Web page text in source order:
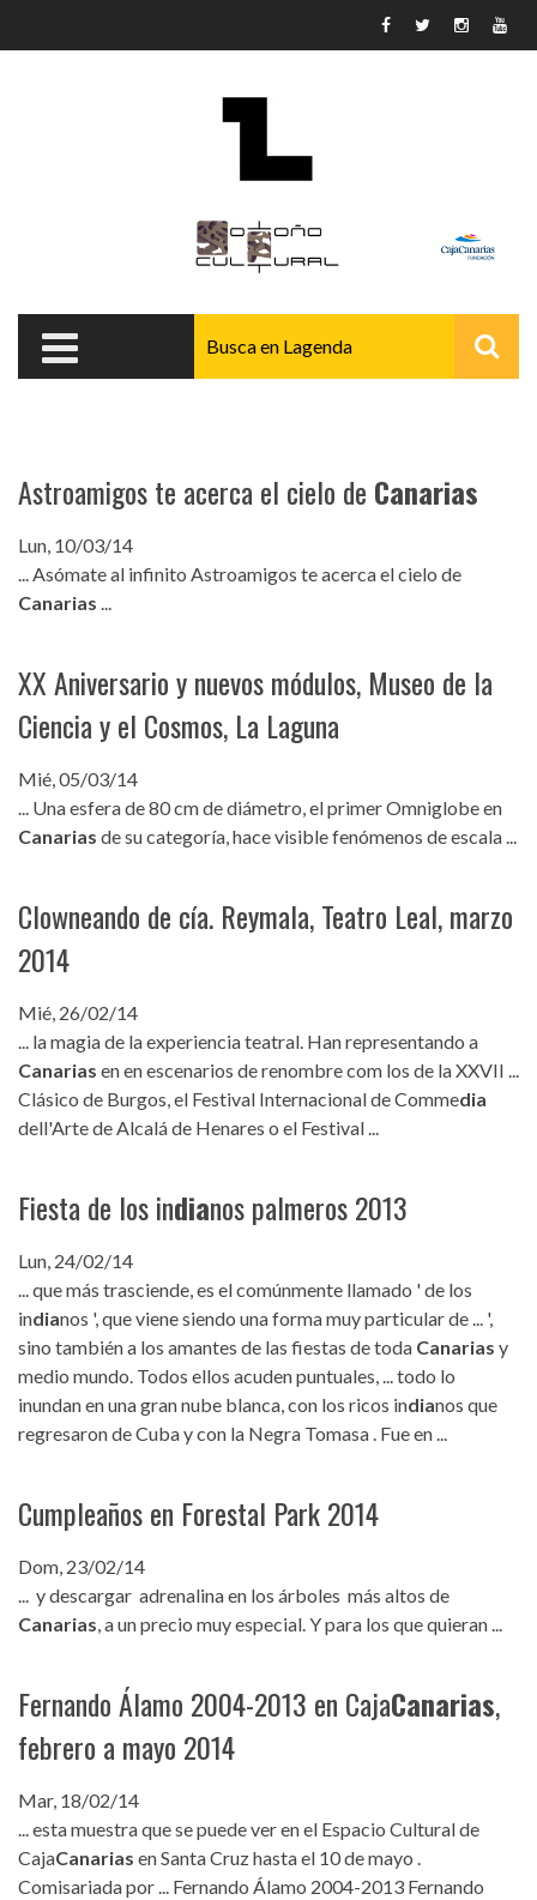
Astroamigos te acerca el cielo de Canarias
Lun, 10/03/14
... Asómate al infinito Astroamigos te acerca el cielo de
Canarias
XX Aniversario y nuevos módulos, Museo de la
Ciencia y el Cosmos, La Laguna
Mié, 05/03/14
... Una esfera de 80 cm de diámetro, el primer Omniglobe en
Canarias de su categoría, hace visible fenómenos de escala ...
Clowneando de cía. Reymala, Teatro Leal, marzo
2014
Mié, 26/02/14
... la magia de la experiencia teatral. Han representando a
Canarias en en escenarios de renombre com los de la XXVII ...
Clásico de Burgos, el Festival Internacional de Commedia
dell'Arte de Alcalá de Henares o el Festival ...
Fiesta de los indianos palmeros 2013
Lun, 24/02/14
... que más trasciende, es el comúnmente llamado ' de los
indianos ', que viene siendo una forma muy particular de ... ',
sino también a los amantes de las fiestas de toda Canarias y
medio mundo. Todos ellos acuden puntuales, ... todo lo
inundan en una gran nube blanca, con los ricos indianos que
regresaron de Cuba y con la Negra Tomasa . Fue en ...
Cumpleaños en Forestal Park 2014
Dom, 23/02/14
... y descargar adrenalina en los árboles más altos de
Canarias , a un precio muy especial. Y para los que quieran ...
Fernando Álamo 2004-2013 en CajaCanarias,
febrero a mayo 2014
Mar, 18/02/14
... esta muestra que se puede ver en el Espacio Cultural de
CajaCanarias en Santa Cruz hasta el 10 de mayo .
Comisariada por ... Fernando Álamo 2004-2013 Fernando